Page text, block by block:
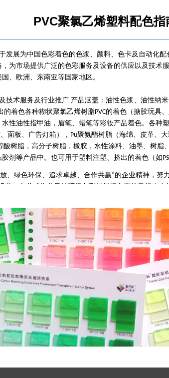
PVC聚氯乙烯塑料配色指
发展为中国色彩着色的色浆、颜料、色卡及自动化
为市场提供广泛的色彩服务及设备的供应以及技术
、欧洲、东南亚等国家地区。
技术服务及行业推广 产品涵盖：油性色浆、油性纳
的着色各种糊状聚氯乙烯树脂PVC的着色（搪胶玩具
性油性指甲油，眉笔、蜡笔等彩妆产品着色。各种
面板、广告灯箱）， Pu聚氨酯树脂（海绵、皮革、
酸树脂，高分子树脂，橡胶，水性涂料、油墨、树脂
剂等产品中。也可用于塑料注塑、挤出的着色（如PS
、绿色环保、追求卓越、合作共赢”的企业精神，努
营，向着成为业界的环保色彩材料服务商的目标稳步